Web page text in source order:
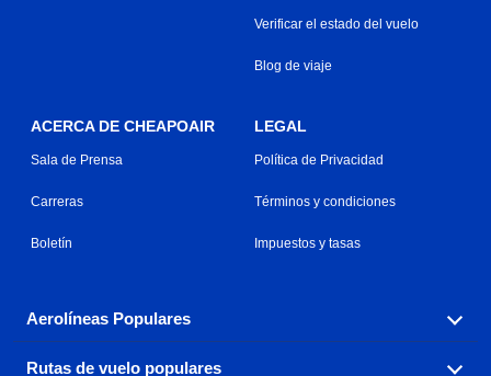
Verificar el estado del vuelo
Blog de viaje
ACERCA DE CHEAPOAIR
Sala de Prensa
Carreras
Boletín
LEGAL
Política de Privacidad
Términos y condiciones
Impuestos y tasas
Aerolíneas Populares
Explora nuestras opciones de tarifas aéreas baratas por
Rutas de vuelo populares